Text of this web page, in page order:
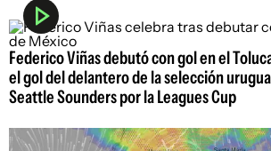
Federico Viñas debutó con gol en el
el gol del delantero de la selección
Seattle Sounders por la Leagues Cup